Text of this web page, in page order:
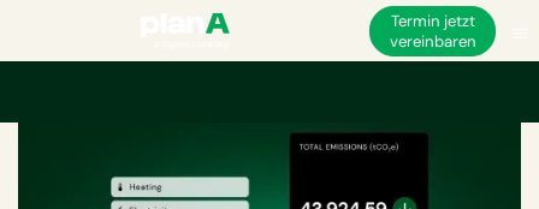
Termin jetzt
vereinbaren